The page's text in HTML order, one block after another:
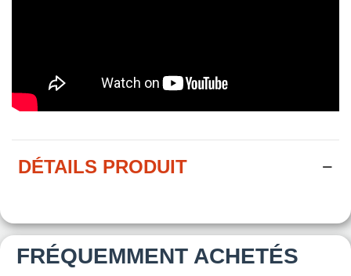
DÉTAILS PRODUIT
FRÉQUEMMENT ACHETÉS